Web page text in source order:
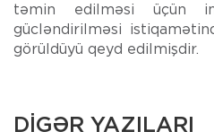
təmin edilməsi üçün
gücləndirilməsi
görüldüyü qeyd edilmişdir.
DİGƏR YAZILARI